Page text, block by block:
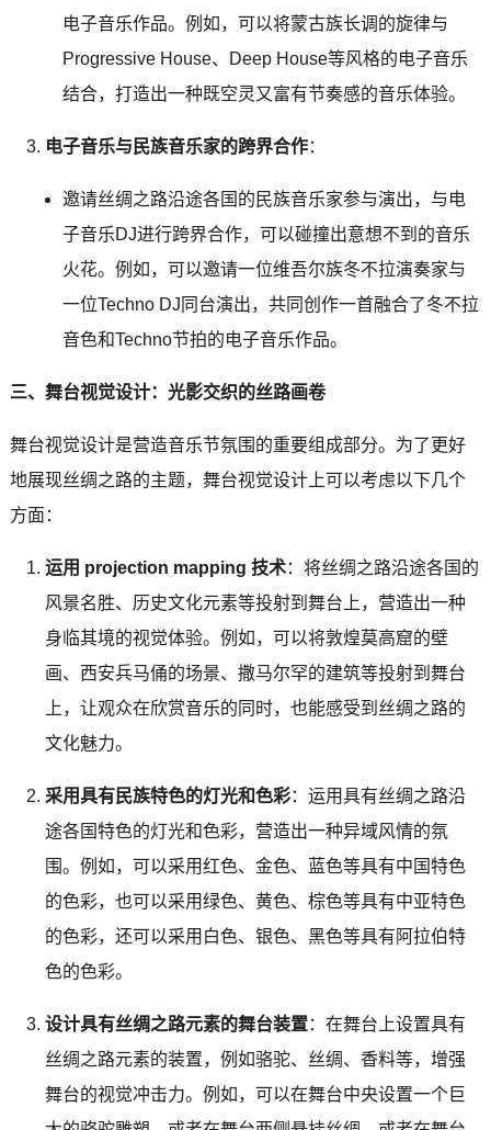
电子音乐作品。例如，可以将蒙古族长调的旋律与
Progressive House、Deep House等风格的电子音乐
结合，打造出一种既空灵又富有节奏感的音乐体验。
电子音乐与民族音乐家的跨界合作：
邀请丝绸之路沿途各国的民族音乐家参与演出，与电
子音乐DJ进行跨界合作，可以碰撞出意想不到的音乐
火花。例如，可以邀请一位维吾尔族冬不拉演奏家与
一位Techno DJ同台演出，共同创作一首融合了冬不拉
音色和Techno节拍的电子音乐作品。
三、舞台视觉设计：光影交织的丝路画卷
舞台视觉设计是营造音乐节氛围的重要组成部分。为了更好
地展现丝绸之路的主题，舞台视觉设计上可以考虑以下几个
方面：
运用 projection mapping 技术：将丝绸之路沿途各国的
风景名胜、历史文化元素等投射到舞台上，营造出一种
身临其境的视觉体验。例如，可以将敦煌莫高窟的壁
画、西安兵马俑的场景、撒马尔罕的建筑等投射到舞台
上，让观众在欣赏音乐的同时，也能感受到丝绸之路的
文化魅力。
采用具有民族特色的灯光和色彩：运用具有丝绸之路沿
途各国特色的灯光和色彩，营造出一种异域风情的氛
围。例如，可以采用红色、金色、蓝色等具有中国特色
的色彩，也可以采用绿色、黄色、棕色等具有中亚特色
的色彩，还可以采用白色、银色、黑色等具有阿拉伯特
色的色彩。
设计具有丝绸之路元素的舞台装置：在舞台上设置具有
丝绸之路元素的装置，例如骆驼、丝绸、香料等，增强
舞台的视觉冲击力。例如，可以在舞台中央设置一个巨